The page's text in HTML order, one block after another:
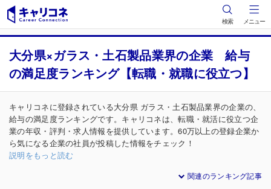
検索 メニュー
大分県×ガラス・土石製品業界の企業 給与
の満足度ランキング【転職・就職に役立つ】
キャリコネに登録されている大分県 ガラス・土石製品業界の企業の、
給与の満足度ランキングです。キャリコネは、転職・就活に役立つ企
業の年収・評判・求人情報を提供しています。60万以上の登録企業か
ら気になる企業の社員が投稿した情報をチェック！
説明をもっと読む
関連のランキング記事